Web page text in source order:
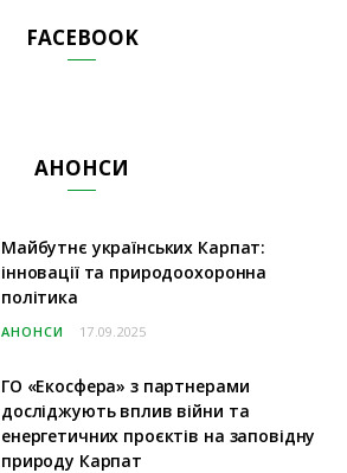
FACEBOOK
АНОНСИ
Майбутнє українських Карпат:
інновації та природоохоронна
політика
АНОНСИ 17.09.2025
ГО «Екосфера» з партнерами
досліджують вплив війни та
енергетичних проєктів на заповідну
природу Карпат